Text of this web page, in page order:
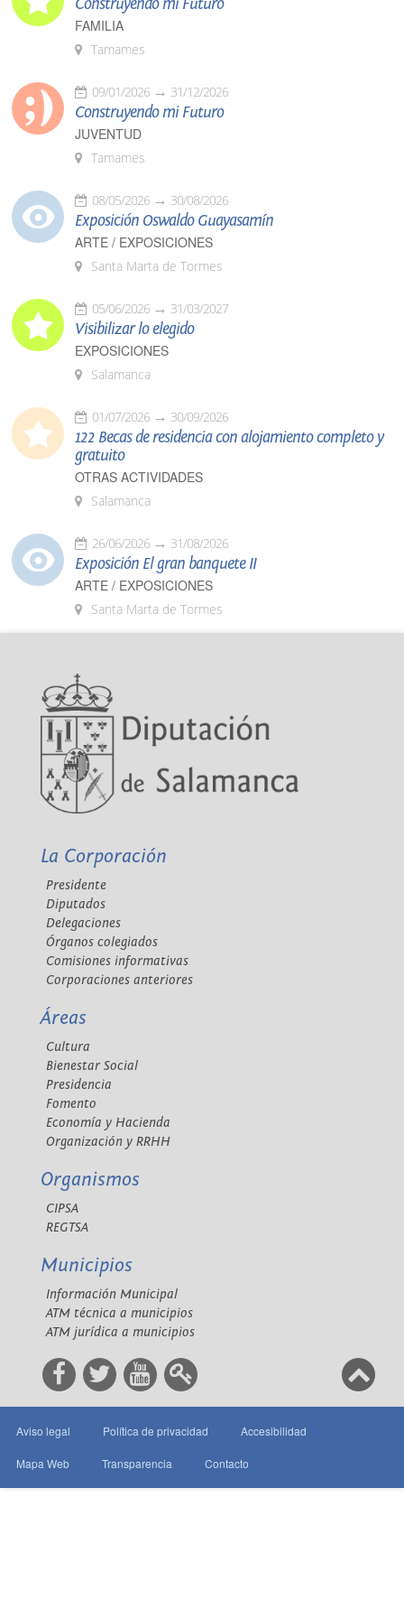
Construyendo mi Futuro
FAMILIA
Tamames
09/01/2026 31/12/2026
Construyendo mi Futuro
JUVENTUD
Tamames
08/05/2026 30/08/2026
Exposición Oswaldo Guayasamín
ARTE / EXPOSICIONES
Santa Marta de Tormes
05/06/2026 31/03/2027
Visibilizar lo elegido
EXPOSICIONES
Salamanca
01/07/2026 30/09/2026
122 Becas de residencia con alojamiento completo y
gratuito
OTRAS ACTIVIDADES
Salamanca
26/06/2026 31/08/2026
Exposición El gran banquete II
ARTE / EXPOSICIONES
Santa Marta de Tormes
La Corporación
Presidente
Diputados
Delegaciones
Órganos colegiados
Comisiones informativas
Corporaciones anteriores
Áreas
Cultura
Bienestar Social
Presidencia
Fomento
Economía y Hacienda
Organización y RRHH
Organismos
CIPSA
REGTSA
Municipios
Información Municipal
ATM técnica a municipios
ATM jurídica a municipios
Aviso legal Política de privacidad Accesibilidad
Mapa Web Transparencia Contacto